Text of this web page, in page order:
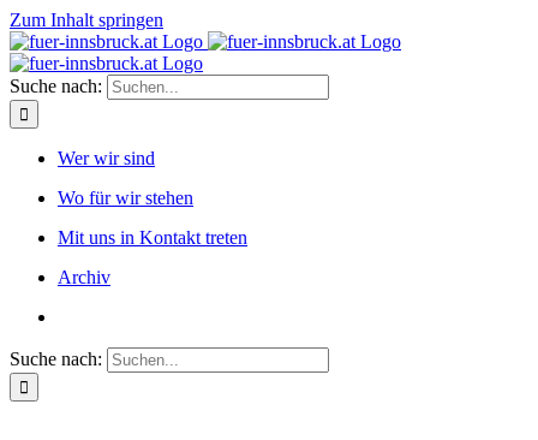
Zum Inhalt springen
Suche nach:
Wer wir sind
Wo für wir stehen
Mit uns in Kontakt treten
Archiv
Suche nach: